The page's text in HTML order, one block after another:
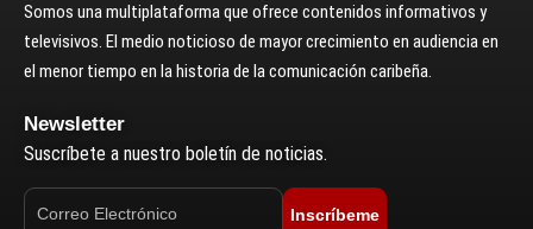
Somos una multiplataforma que ofrece contenidos informativos y
televisivos. El medio noticioso de mayor crecimiento en audiencia en
el menor tiempo en la historia de la comunicación caribeña.
Newsletter
Suscríbete a nuestro boletín de noticias.
Inscríbeme